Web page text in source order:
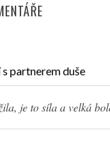
s partnerem duše
je to síla a velká